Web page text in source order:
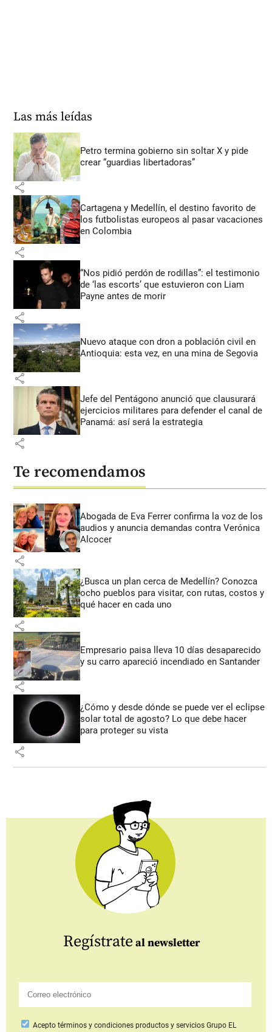
Las más leídas
Petro termina gobierno sin soltar X y pide
crear “guardias libertadoras”
share
Cartagena y Medellín, el destino favorito de
los futbolistas europeos al pasar vacaciones
en Colombia
share
“Nos pidió perdón de rodillas”: el testimonio
de ‘las escorts’ que estuvieron con Liam
Payne antes de morir
share
Nuevo ataque con dron a población civil en
Antioquia: esta vez, en una mina de Segovia
share
Jefe del Pentágono anunció que clausurará
ejercicios militares para defender el canal de
Panamá: así será la estrategia
share
Te recomendamos
Abogada de Eva Ferrer confirma la voz de los
audios y anuncia demandas contra Verónica
Alcocer
share
¿Busca un plan cerca de Medellín? Conozca
ocho pueblos para visitar, con rutas, costos y
qué hacer en cada uno
share
Empresario paisa lleva 10 días desaparecido
y su carro apareció incendiado en Santander
share
¿Cómo y desde dónde se puede ver el eclipse
solar total de agosto? Lo que debe hacer
para proteger su vista
share
Regístrate al newsletter
Aceptotérminos y condiciones productos y serviciosGrupo EL